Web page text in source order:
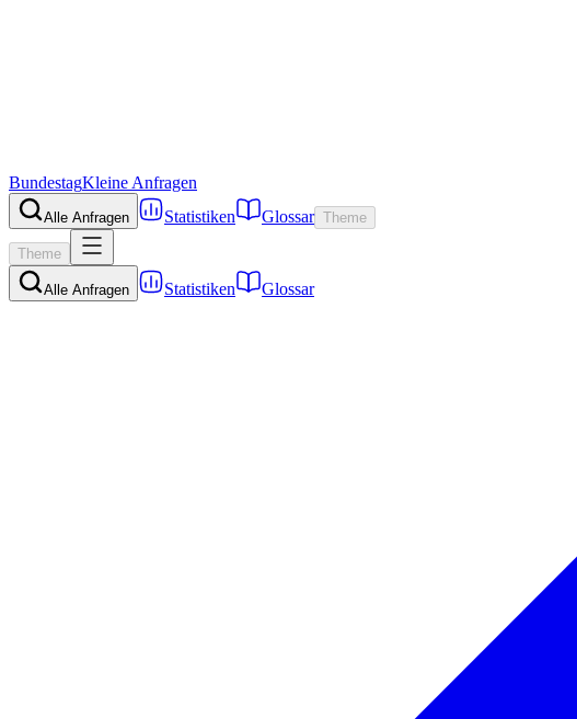
BundestagKleine Anfragen
Alle Anfragen Statistiken Glossar Theme
Theme
Alle Anfragen Statistiken Glossar